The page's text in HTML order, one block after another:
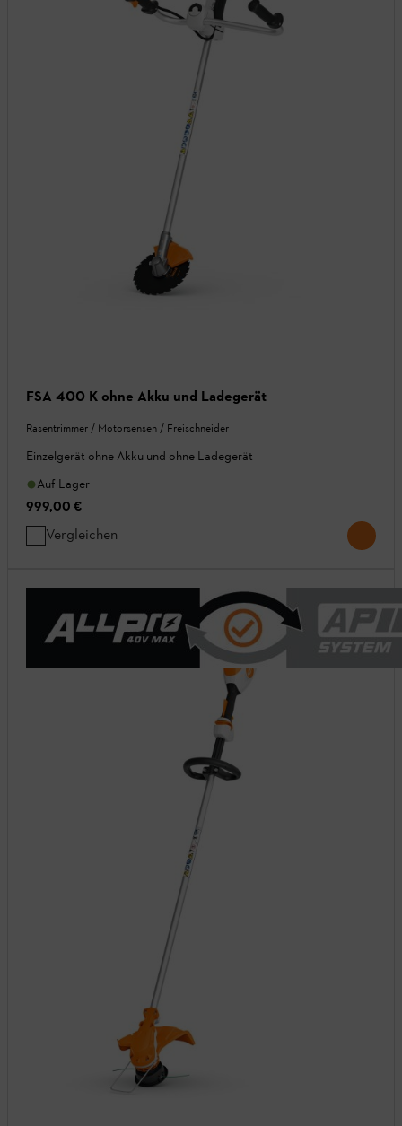
FSA 400 K ohne Akku und Ladegerät
Rasentrimmer / Motorsensen / Freischneider
Einzelgerät ohne Akku und ohne Ladegerät
Auf Lager
999,00 €
Vergleichen